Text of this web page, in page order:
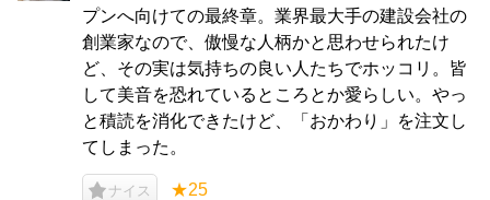
プンへ向けての最終章。業界最大手の建設会社の
創業家なので、傲慢な人柄かと思わせられたけ
ど、その実は気持ちの良い人たちでホッコリ。皆
して美音を恐れているところとか愛らしい。やっ
と積読を消化できたけど、「おかわり」を注文し
てしまった。
ナイス ★25